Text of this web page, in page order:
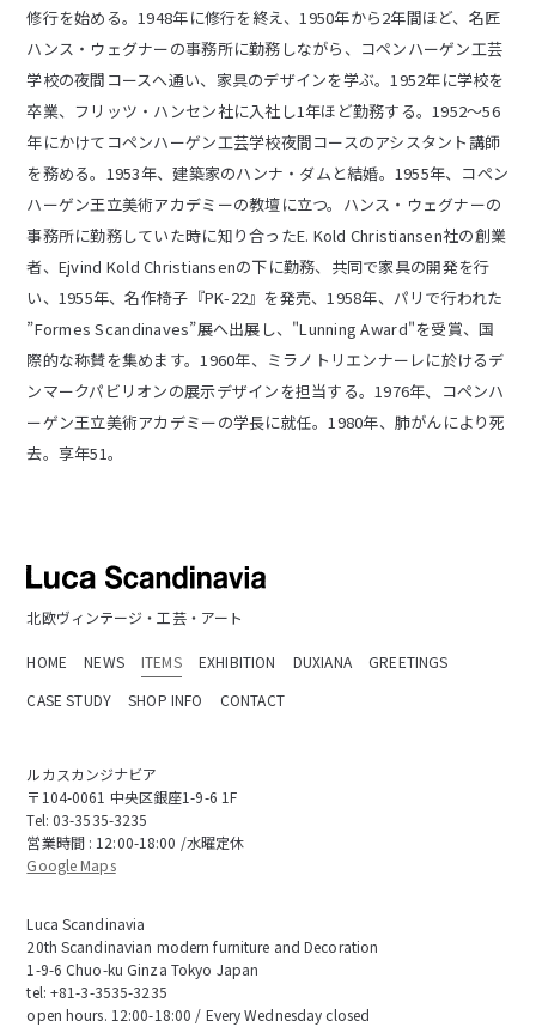
修行を始める。1948年に修行を終え、1950年から2年間ほど、名匠
ハンス・ウェグナーの事務所に勤務しながら、コペンハーゲン工芸
学校の夜間コースへ通い、家具のデザインを学ぶ。1952年に学校を
卒業、フリッツ・ハンセン社に入社し1年ほど勤務する。1952〜56
年にかけてコペンハーゲン工芸学校夜間コースのアシスタント講師
を務める。1953年、建築家のハンナ・ダムと結婚。1955年、コペン
ハーゲン王立美術アカデミーの教壇に立つ。ハンス・ウェグナーの
事務所に勤務していた時に知り合ったE. Kold Christiansen社の創業
者、Ejvind Kold Christiansenの下に勤務、共同で家具の開発を行
い、1955年、名作椅子『PK-22』を発売、1958年、パリで行われた
”Formes Scandinaves”展へ出展し、"Lunning Award"を受賞、国
際的な称賛を集めます。1960年、ミラノトリエンナーレに於けるデ
ンマークパビリオンの展示デザインを担当する。1976年、コペンハ
ーゲン王立美術アカデミーの学長に就任。1980年、肺がんにより死
去。享年51。
北欧ヴィンテージ・工芸・アート
HOME NEWS ITEMS EXHIBITION DUXIANA
GREETINGS
CASE STUDY
SHOP INFO CONTACT
ルカスカンジナビア
〒104-0061 中央区銀座1-9-6 1F
Tel: 03-3535-3235
営業時間 : 12:00-18:00 /水曜定休
Google Maps
Luca Scandinavia
20th Scandinavian modern furniture and Decoration
1-9-6 Chuo-ku Ginza Tokyo Japan
tel: +81-3-3535-3235
open hours. 12:00-18:00 / Every Wednesday closed